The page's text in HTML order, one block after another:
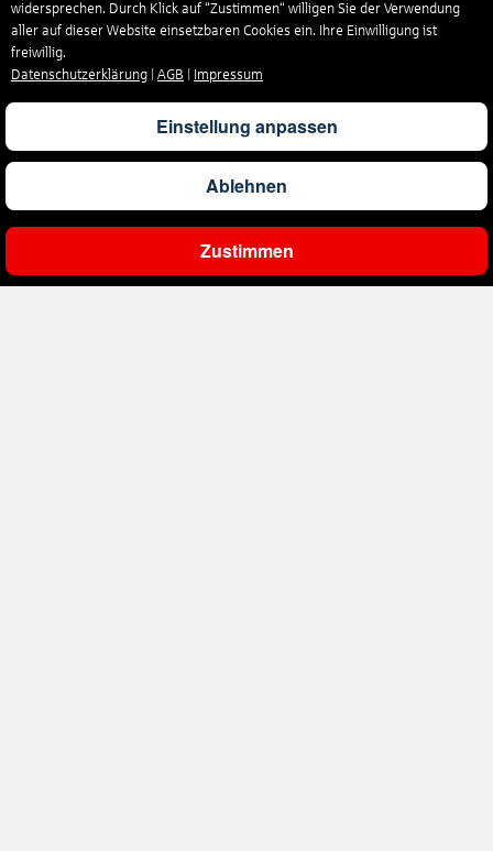
Ergebnisse filtern
widersprechen. Durch Klick auf “Zustimmen“ willigen Sie der Verwendung
aller auf dieser Website einsetzbaren Cookies ein. Ihre Einwilligung ist
freiwillig.
Datenschutzerklärung
AGB Impressum
Einstellung anpassen
Ablehnen
Zustimmen